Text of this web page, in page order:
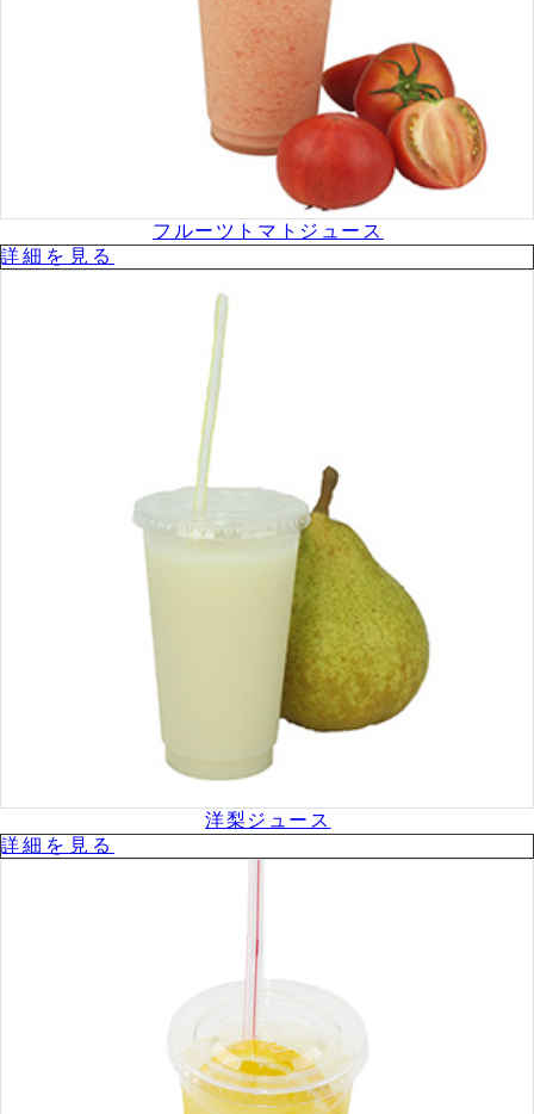
フルーツトマトジュース
詳細を⾒る
洋梨ジュース
詳細を⾒る